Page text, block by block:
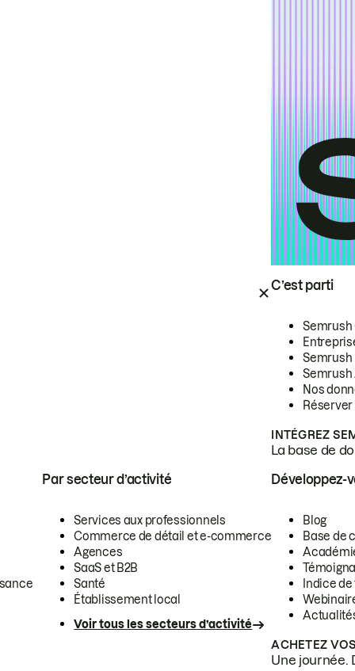
C’est parti
Semrush
Semrush
Semrush
Nos
INTÉGREZ
La base de
Par secteur d’activité
Services aux professionnels
Commerce de détail et e-commerce
Agences
SaaS et B2B
Santé
Établissement local
Voir tous les secteurs d’activité
Développez-
Blog
Base de
Indice
ACHETEZ
Une journée.